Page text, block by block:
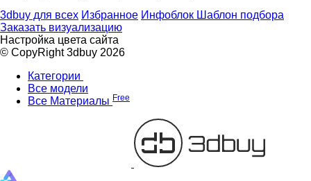
3dbuy для всех Избранное Инфоблок Шаблон подбора
Заказать визуализацию
Настройка цвета сайта
© CopyRight 3dbuy 2026
Категории
Все модели
Все Материалы Free